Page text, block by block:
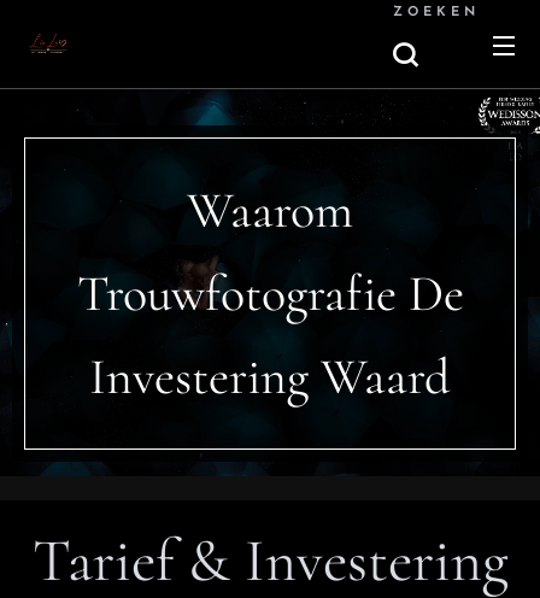
ZOEKEN
Waarom
Trouwfotografie De
Investering Waard
Tarief & Investering